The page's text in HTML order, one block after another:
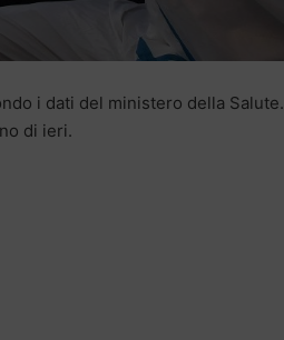
i dati del ministero della Salute.
di ieri.